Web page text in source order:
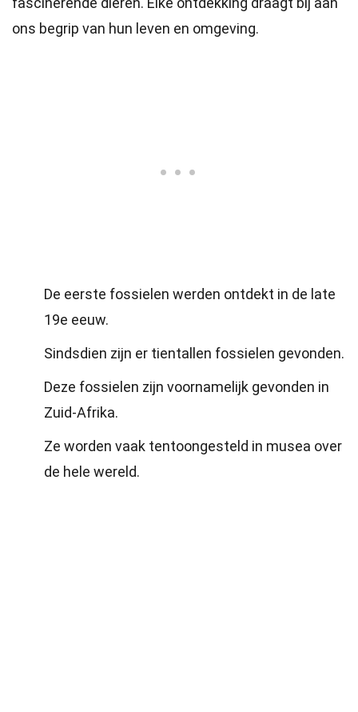
ons begrip van hun leven en omgeving.
De eerste fossielen werden ontdekt in de late
19e eeuw.
Sindsdien zijn er tientallen fossielen gevonden.
Deze fossielen zijn voornamelijk gevonden in
Zuid-Afrika.
Ze worden vaak tentoongesteld in musea over
de hele wereld.